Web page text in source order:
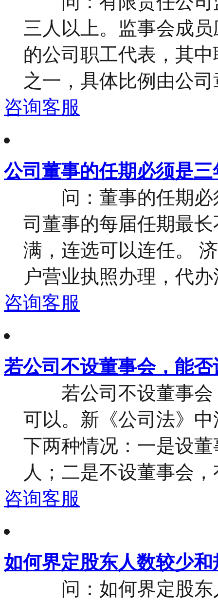
三人以上。监事会成
的公司职工代表，其
之一，具体比例由公
咨询客服
公司董事的任期必须是三
问：董事的任期必
司董事的每届任期最
满，连选可以连任。
户营业执照办理，代
咨询客服
若公司不设董事会，能
若公司不设董事会
可以。新《公司法》
下两种情况：一是设
人；二是不设董事会
咨询客服
如何界定股东人数较少
问：如何界定股东